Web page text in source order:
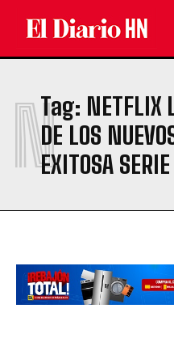
Tag: NETFLIX
DE LOS
EXITOSA
N